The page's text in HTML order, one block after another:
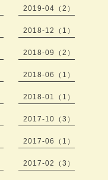
2019-04（2）
2018-12（1）
2018-09（2）
2018-06（1）
2018-01（1）
2017-10（3）
2017-06（1）
2017-02（3）